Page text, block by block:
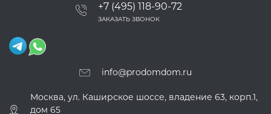
+7 (495) 118-90-72
ЗАКАЗАТЬ ЗВОНОК
info@prodomdom.ru
Москва, ул. Каширское шоссе, владение 63, корп.1,
дом 65